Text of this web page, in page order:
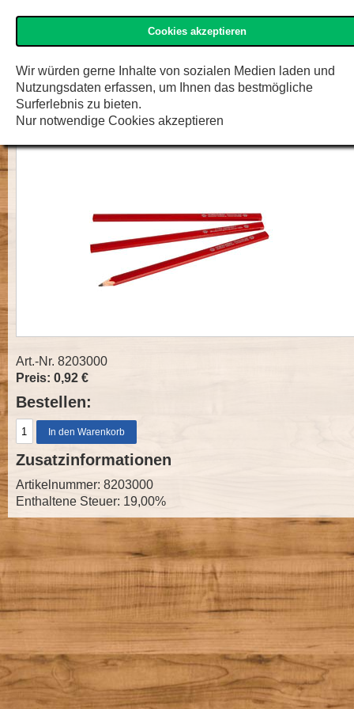
Cookies akzeptieren
Wir würden gerne Inhalte von sozialen Medien laden und
Nutzungsdaten erfassen, um Ihnen das bestmögliche
Surferlebnis zu bieten.
Nur notwendige Cookies akzeptieren
»Kirschen« Shop
Zur
Menü
Zimmermanns-Bleistift
Art.-Nr. 8203000
Preis: 0,92 €
Bestellen:
Zusatzinformationen
Artikelnummer: 8203000
Enthaltene Steuer: 19,00%